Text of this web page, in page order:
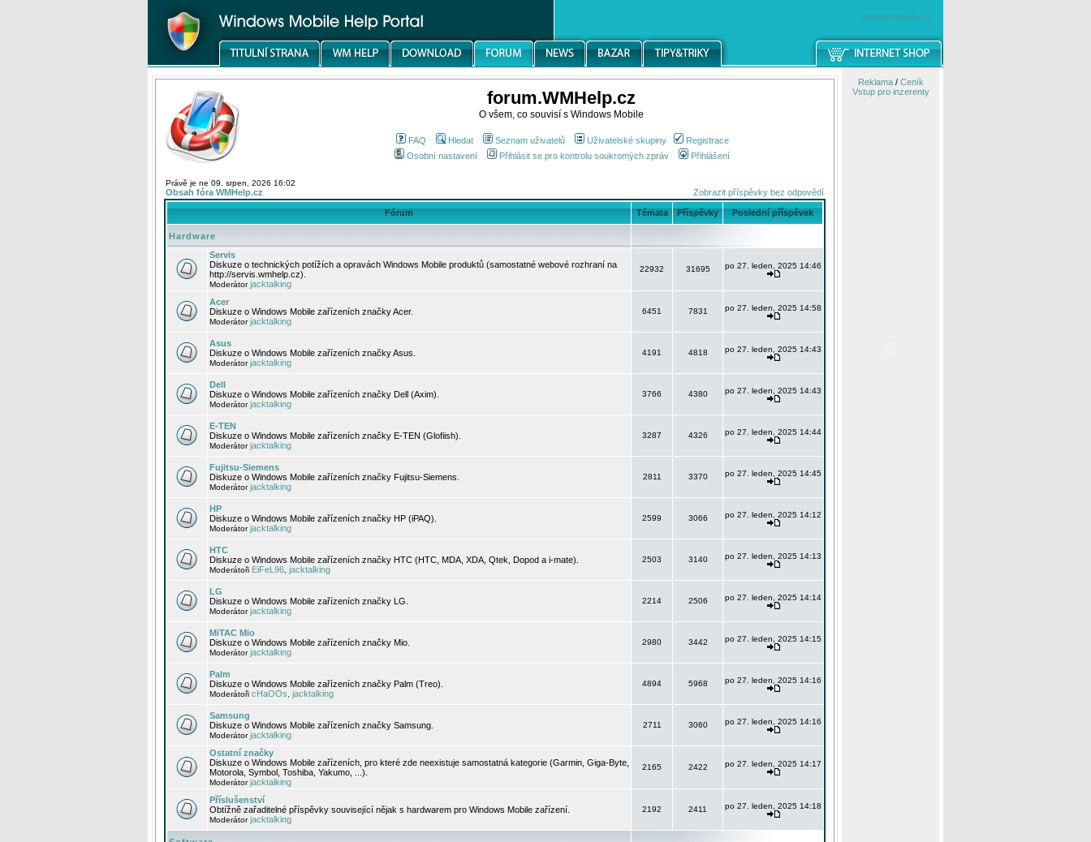
windowsmobile.cz
forum.WMHelp.cz
O všem, co souvisí s Windows Mobile
FAQ Hledat Seznam uživatelů Uživatelské skupiny
Registrace
Osobní nastavení
Přihlásit se pro kontrolu soukromých zpráv Přihlášení
Právě je ne 09. srpen, 2026 16:02
Obsah fóra WMHelp.cz Zobrazit příspěvky bez odpovědí
Fórum Témata Příspěvky Poslední příspěvek
Hardware
Servis
Diskuze o technických potížích a opravách Windows Mobile produktů (samostatné webové rozhraní na
http://servis.wmhelp.cz).
Moderátorjacktalking
22932 31695 po 27. leden, 2025 14:46
Acer
Diskuze o Windows Mobile zařízeních značky Acer.
Moderátorjacktalking
6451 7831 po 27. leden, 2025 14:58
Asus
Diskuze o Windows Mobile zařízeních značky Asus.
Moderátorjacktalking
4191 4818 po 27. leden, 2025 14:43
Dell
Diskuze o Windows Mobile zařízeních značky Dell (Axim).
Moderátorjacktalking
3766 4380 po 27. leden, 2025 14:43
E-TEN
Diskuze o Windows Mobile zařízeních značky E-TEN (Glofiish).
Moderátorjacktalking
3287 4326 po 27. leden, 2025 14:44
Fujitsu-Siemens
Diskuze o Windows Mobile zařízeních značky Fujitsu-Siemens.
Moderátorjacktalking
2811 3370 po 27. leden, 2025 14:45
HP
Diskuze o Windows Mobile zařízeních značky HP (iPAQ).
Moderátorjacktalking
2599 3066 po 27. leden, 2025 14:12
HTC
Diskuze o Windows Mobile zařízeních značky HTC (HTC, MDA, XDA, Qtek, Dopod a i-mate).
Moderátoři EiFeL96 jacktalking
2503 3140 po 27. leden, 2025 14:13
LG
Diskuze o Windows Mobile zařízeních značky LG.
Moderátorjacktalking
2214 2506 po 27. leden, 2025 14:14
MiTAC Mio
Diskuze o Windows Mobile zařízeních značky Mio.
Moderátorjacktalking
2980 3442 po 27. leden, 2025 14:15
Palm
Diskuze o Windows Mobile zařízeních značky Palm (Treo).
Moderátoři cHaOOs jacktalking
4894 5968 po 27. leden, 2025 14:16
Samsung
Diskuze o Windows Mobile zařízeních značky Samsung.
Moderátorjacktalking
2711 3060 po 27. leden, 2025 14:16
Ostatní značky
Diskuze o Windows Mobile zařízeních, pro které zde neexistuje samostatná kategorie (Garmin, Giga-Byte,
Motorola, Symbol, Toshiba, Yakumo, ...).
Moderátorjacktalking
2165 2422 po 27. leden, 2025 14:17
Příslušenství
Obtížně zařaditelné příspěvky související nějak s hardwarem pro Windows Mobile zařízení.
Moderátorjacktalking
2192 2411 po 27. leden, 2025 14:18
Reklama/ Ceník
Vstup pro inzerenty